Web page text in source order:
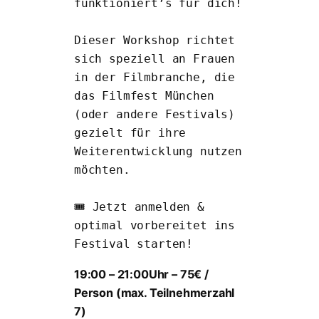
funktioniert’s für dich!
Dieser Workshop richtet
sich speziell an Frauen
in der Filmbranche, die
das Filmfest München
(oder andere Festivals)
gezielt für ihre
Weiterentwicklung nutzen
möchten.
🎟 Jetzt anmelden &
optimal vorbereitet ins
Festival starten!
19:00 – 21:00Uhr – 75€ /
Person (max. Teilnehmerzahl
7)